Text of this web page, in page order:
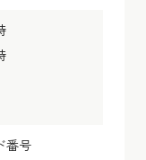
番号